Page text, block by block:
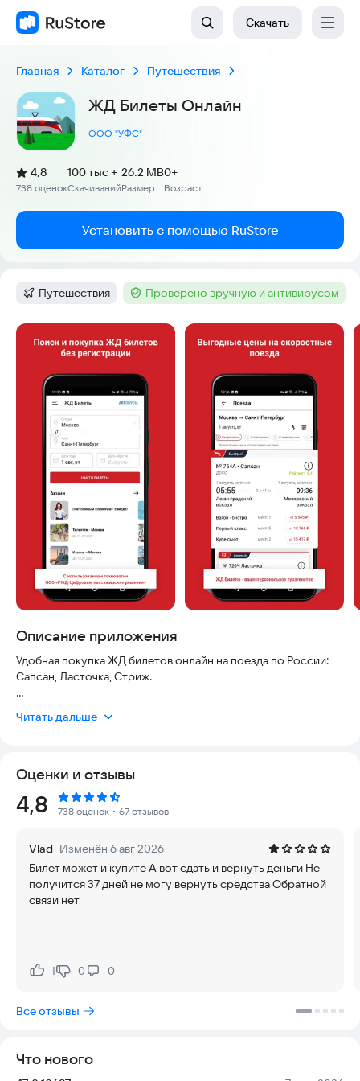
Скачать
Главная Каталог Путешествия
ЖД Билеты Онлайн
ООО "УФС"
Рейтинг:
4,8
(
738 оценок
)
Скачиваний
100 тыс +
Размер
26.2 MB
Возраст
0+
Установить с помощью RuStore
Категория:
Путешествия Тег :Проверено вручную и антивирусом
Скриншоты
Описание приложения
Удобная покупка ЖД билетов онлайн на поезда по России:
Сапсан, Ласточка, Стриж.
быстрой покупки билетов на поезда. Планируйте свое
Приложение «ЖД Билеты» — это:
→ Мобильность. Жд билет на любой поезд России,
Прибалтики и некоторых стран Европы.
→ Туда – Обратно в одном заказе. Ищите ж/д билеты сразу в
оформляйте их в одном заказе.
→ Геолокация. Ближайшая к вам станция подставится
автоматически.
→ Экономия времени. Пройти электронную регистрацию на
или с экрана мобильного устройства.
→ Скидки. Школьники и пенсионеры могут покупать жд
спецтарифы РЖД. На этапе ввода данных выбирайте тариф
скидки на покупку жд билетов.
Читать дальше
Оценки и отзывы
Рейтинг:
4,8 738 оценок ・67 отзывов
Vlad Изменён 6 авг 2026
Билет может и купите А вот сдать и вернуть деньги Не
получится 37 дней не могу вернуть средства Обратной
связи нет
Нравится:
1Не нравится:
0 0
Все отзывы
Что нового